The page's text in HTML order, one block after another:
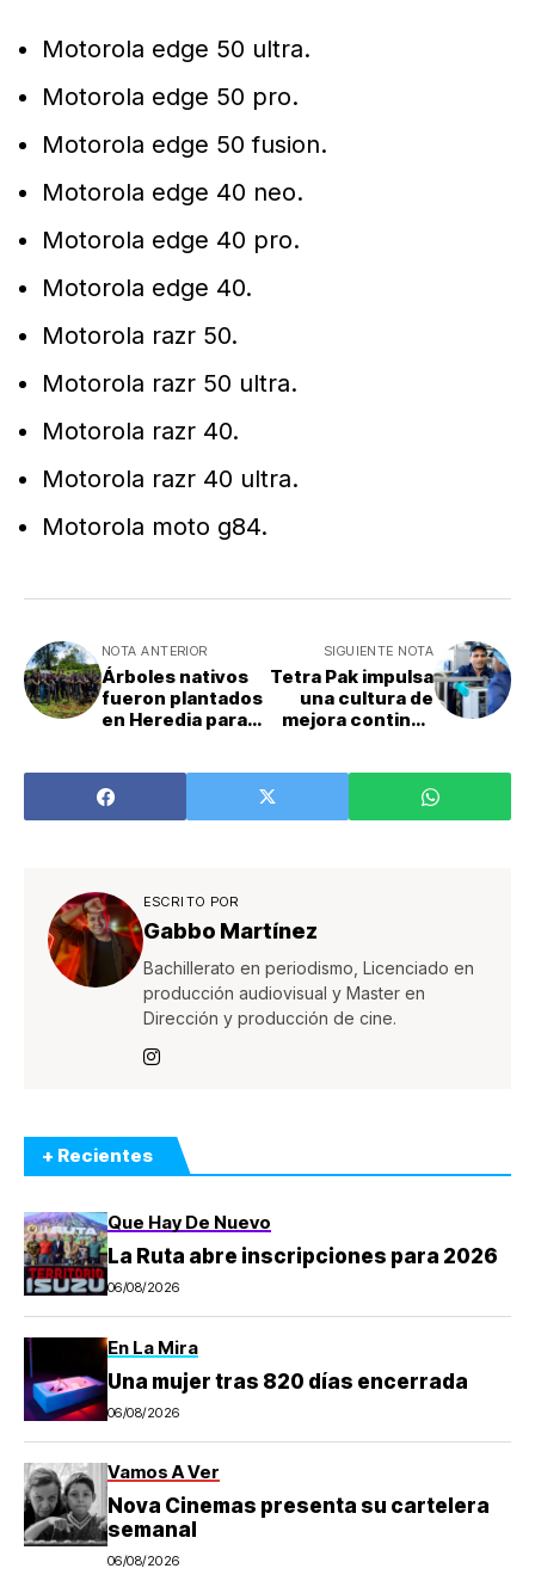
Motorola edge 50 ultra.
Motorola edge 50 pro.
Motorola edge 50 fusion.
Motorola edge 40 neo.
Motorola edge 40 pro.
Motorola edge 40.
Motorola razr 50.
Motorola razr 50 ultra.
Motorola razr 40.
Motorola razr 40 ultra.
Motorola moto g84.
NOTA ANTERIOR
Árboles nativos
fueron plantados
en Heredia para
SIGUIENTE NOTA
Tetra Pak impulsa
una cultura de
mejora continua
sus clientes
ESCRITO POR
Gabbo Martínez
Bachillerato en periodismo, Licenciado en
producción audiovisual y Master en
Dirección y producción de cine.
+ Recientes
Que Hay De Nuevo
La Ruta abre inscripciones para 2026
06/08/2026
En La Mira
Una mujer tras 820 días encerrada
06/08/2026
Vamos A Ver
Nova Cinemas presenta su cartelera
semanal
06/08/2026